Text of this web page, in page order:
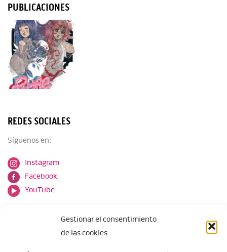
Gestionar el consentimiento
de las cookies
PUBLICACIONES
REDES SOCIALES
Síguenos en:
Instagram
Facebook
YouTube